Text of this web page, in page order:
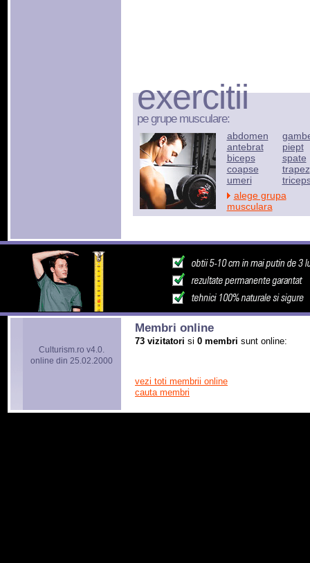
exercitii
pe grupe musculare:
abdomen
antebrat
biceps
coapse
umeri
piept
spate
trapez
alege grupa
musculara
Culturism.ro v4.0.
online din 25.02.2000
Membri online
73 vizitatori si 0 membri sunt online:
vezi toti membrii online
cauta membri